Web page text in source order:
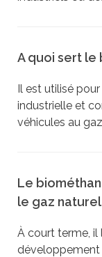
A quoi sert le
Il est utilisé
industrielle et
véhicules au
Le
le gaz
À court terme, il
développement